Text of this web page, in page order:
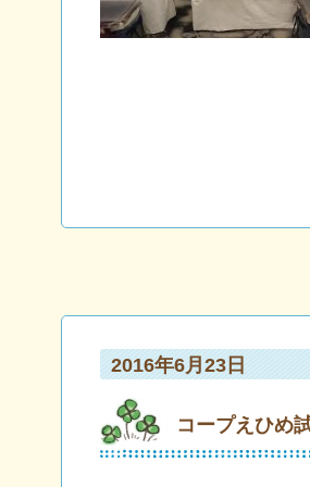
2016年6月23日
コープえひめ